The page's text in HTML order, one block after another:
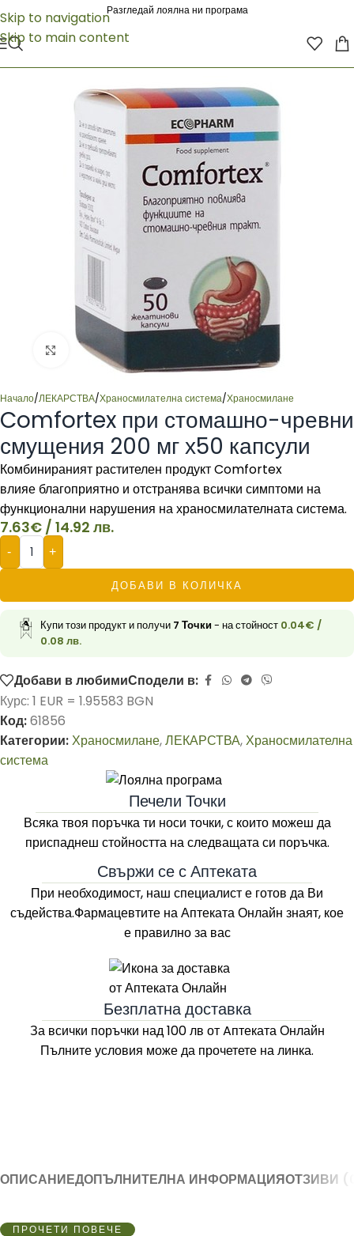
Skip to navigation
Skip to main content
Разгледай лоялна ни програма
Click to enlarge
Начало/ЛЕКАРСТВА/Храносмилателна система/Храносмилане
Comfortex при стомашно-чревни
смущения 200 мг х50 капсули
Комбинираният растителен продукт Comfortex
влияе благоприятно и отстранява всички симптоми на
функционални нарушения на храносмилателната система.
7.63€ / 14.92 лв.
- +
ДОБАВИ В КОЛИЧКА
Купи този продукт и получи 7 Точки- на стойност 0.04€ /
0.08 лв.
Добави в любимиСподели в:
Курс: 1 EUR = 1.95583 BGN
Код:61856
Категории:Храносмилане,ЛЕКАРСТВА,Храносмилателна
система
Печели Точки
Всяка твоя поръчка ти носи точки, с които можеш да
приспаднеш стойността на следващата си поръчка.
Свържи се с Аптеката
При необходимост, наш специалист е готов да Ви
съдейства.Фармацевтите наАптеката Онлайн знаят, кое
е правилно за вас
Безплатна доставка
За всички поръчки над 100 лв от Aптеката Онлайн
Пълните условия може да прочетете на линка.
ОПИСАНИЕДОПЪЛНИТЕЛНА ИНФОРМАЦИЯОТЗИВИ
ПРОЧЕТИ ПОВЕЧЕ